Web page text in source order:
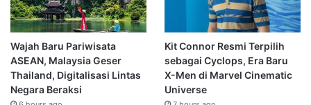
Wajah Baru Pariwisata
ASEAN, Malaysia Geser
Thailand, Digitalisasi Lintas
Negara Beraksi
Kit Connor Resmi Terpilih
sebagai Cyclops, Era Baru
X-Men di Marvel Cinematic
Universe